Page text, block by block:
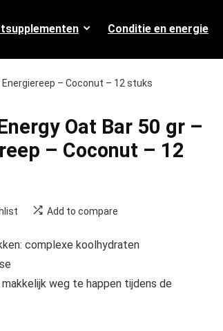
Conditie en energie
– Coconut – 12 stuks
Oat Bar 50 gr –
– Coconut – 12
Add to compare
complexe koolhydraten
makkelijk weg te happen tijdens de